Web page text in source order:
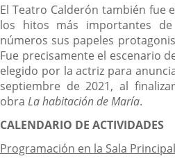
El Teatro Calderón también fue
los hitos más importantes
números sus papeles
Fue precisamente el escenario
elegido por la actriz para
septiembre de 2021, al
obra La habitación de María.
CALENDARIO DE ACTIVIDADES
Programación en la Sala